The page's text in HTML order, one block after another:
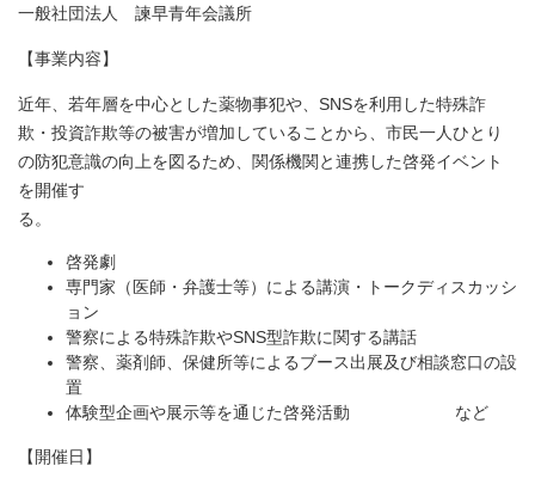
一般社団法人 諫早青年会議所
【事業内容】
近年、若年層を中心とした薬物事犯や、SNSを利用した特殊詐
欺・投資詐欺等の被害が増加していることから、市民一人ひとり
の防犯意識の向上を図るため、関係機関と連携した啓発イベント
を開催す
る
啓発劇
専門家（医師・弁護士等）による講演・トークディスカッシ
ョン
警察による特殊詐欺やSNS型詐欺に関する講話
警察、薬剤師、保健所等によるブース出展及び相談窓口の設
置
体験型企画や展示等を通じた啓発活動 など
【開催日】